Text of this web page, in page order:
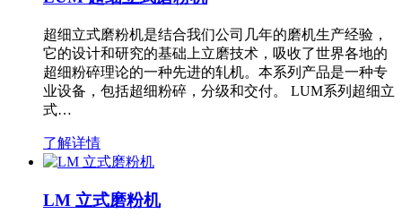
超细立式磨粉机是结合我们公司几年的磨机生产经验，
它的设计和研究的基础上立磨技术，吸收了世界各地的
超细粉碎理论的一种先进的轧机。本系列产品是一种专
业设备，包括超细粉碎，分级和交付。 LUM系列超细立
式…
了解详情
LM 立式磨粉机